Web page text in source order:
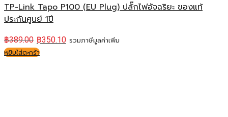
TP-Link Tapo P100 (EU Plug) ปลั๊กไฟอัจฉริยะ ของแท้
ประกันศูนย์ 1ปี
฿389.00 ฿350.10 รวมภาษีมูลค่าเพิ่ม
หยิบใส่ตะกร้า